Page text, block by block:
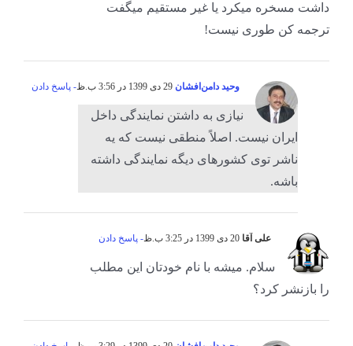
داشت مسخره میکرد یا غیر مستقیم میگفت
ترجمه کن طوری نیست!
وحید دامن‌افشان - پاسخ دادن
نیازی به داشتن نمایندگی داخل
ایران نیست. اصلاً منطقی نیست که یه
ناشر توی کشورهای دیگه نمایندگی داشته
باشه.
علی آقا - پاسخ دادن
سلام. میشه با نام خودتان این مطلب
را بازنشر کرد؟